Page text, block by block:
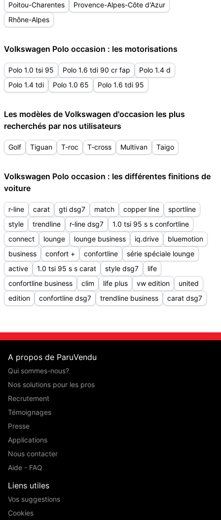
Poitou-Charentes
Provence-Alpes-Côte d'Azur
Rhône-Alpes
Volkswagen Polo occasion : les motorisations
Polo 1.0 tsi 95 Polo 1.6 tdi 90 cr fap
Polo 1.4 d
Polo 1.4 tdi
Polo 1.0 65 Polo 1.6 tdi 95
Les modèles de Volkswagen d'occasion les plus
recherchés par nos utilisateurs
Golf Tiguan T-roc T-cross Multivan Taigo
Volkswagen Polo occasion : les différentes finitions de
voiture
r-line carat gti dsg7 match copper line
sportline
style
trendline r-line dsg7
1.0 tsi 95 s s confortline
connect
lounge lounge business iq.drive
bluemotion
business
confort + confortline
série spéciale lounge
active
1.0 tsi 95 s s carat style dsg7
life
confortline business
clim life plus vw edition
united
edition
confortline dsg7 trendline business carat dsg7
A propos de ParuVendu
Qui sommes-nous?
Nos solutions pour les pros
Recrutement
Témoignages
Presse
Applications
Nous contacter
Aide - FAQ
Liens utiles
Vos suggestions
Cookies